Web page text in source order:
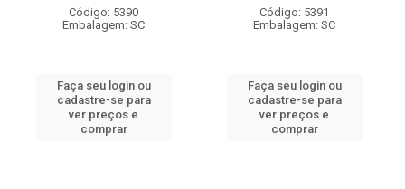
Código: 5390
Embalagem: SC
Faça seu login ou
cadastre-se para
ver preços e
comprar
Código: 5391
Embalagem: SC
Faça seu login ou
cadastre-se para
ver preços e
comprar